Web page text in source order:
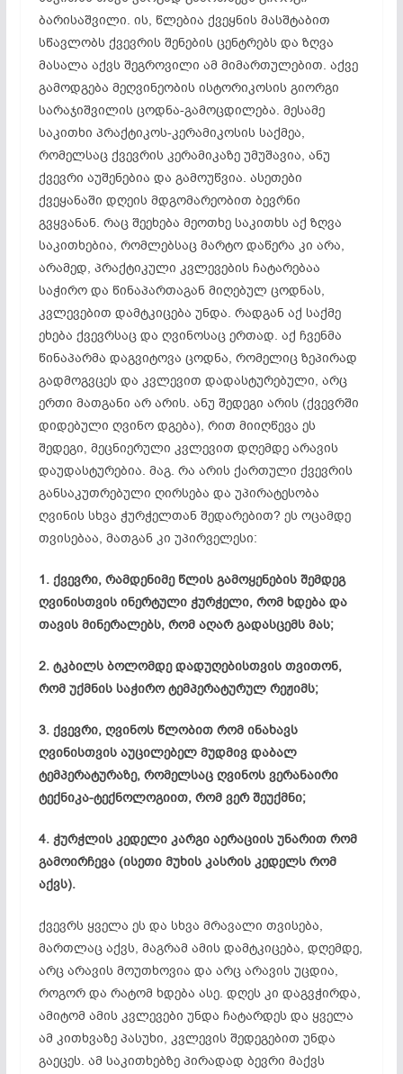
ბარისაშვილი. ის, წლებია ქვეყნის მასშტაბით
სწავლობს ქვევრის შენების ცენტრებს და ზღვა
მასალა აქვს შეგროვილი ამ მიმართულებით. აქვე
გამოდგება მეღვინეობის ისტორიკოსის გიორგი
სარაჯიშვილის ცოდნა-გამოცდილება. მესამე
საკითხი პრაქტიკოს-კერამიკოსისსაქმეა,
რომელსაც ქვევრის კერამიკაზეუმუშავია, ანუ
ქვევრი აუშენებია და გამოუწვია. ასეთები
ქვეყანაში დღეის მდგომარეობით ბევრნი
გვყვანან. რაც შეეხება მეოთხე საკითხს აქ ზღვა
საკითხებია, რომლებსაც მარტო დაწერა კი არა,
არამედ, პრაქტიკული კვლევების ჩატარებაა
საჭირო და წინაპართაგან მიღებულ ცოდნას,
კვლევებით დამტკიცება უნდა. რადგან აქ საქმე
ეხება ქვევრსაცდა ღვინოსაც ერთად. აქ ჩვენმა
წინაპარმა დაგვიტოვა ცოდნა, რომელიც ზეპირად
გადმოგვცეს და კვლევით დადასტურებული, არც
ერთი მათგანი არ არის. ანუ შედეგი არის (ქვევრში
დიდებული ღვინო დგება), რით მიიღწევა ეს
შედეგი, მეცნიერული კვლევით დღემდე არავის
დაუდასტურებია. მაგ. რა არის ქართული ქვევრის
განსაკუთრებული ღირსება და უპირატესობა
ღვინის სხვა ჭურჭელთან შედარებით? ეს ოცამდე
თვისებაა, მათგან კი უპირველესი:
1. ქვევრი, რამდენიმე წლის გამოყენების შემდეგ
ღვინისთვის ინერტული ჭურჭელი, რომ ხდება და
თავის მინერალებს, რომ აღარ გადასცემს მას;
2. ტკბილს ბოლომდედადუღებისთვისთვითონ,
რომ უქმნის საჭირო ტემპერატურულ რეჟიმს;
3. ქვევრი, ღვინოს წლობით რომ ინახავს
ღვინისთვის აუცილებელ მუდმივ დაბალ
ტემპერატურაზე, რომელსაც ღვინოს ვერანაირი
ტექნიკა-ტექნოლოგიით, რომ ვერ შეუქმნი;
4. ჭურჭლის კედელი კარგი აერაციის უნარით რომ
გამოირჩევა (ისეთი მუხის კასრის კედელს რომ
აქვს).
ქვევრს ყველა ეს და სხვა მრავალი თვისება,
მართლაც აქვს, მაგრამ ამის დამტკიცება, დღემდე,
არც არავის მოუთხოვია და არც არავის უცდია,
როგორ და რატომ ხდება ასე. დღეს კი დაგვჭირდა,
ამიტომ ამის კვლევები უნდა ჩატარდეს და ყველა
ამ კითხვაზე პასუხი, კვლევის შედეგებით უნდა
გაეცეს. ამ საკითხებზე პირადად ბევრი მაქვს